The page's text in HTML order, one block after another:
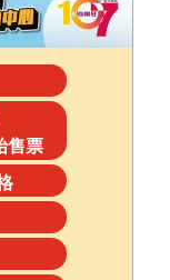
售票